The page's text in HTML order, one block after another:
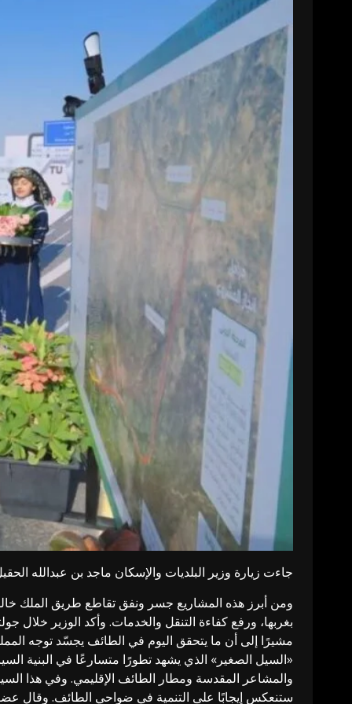
جاءت زيارة وزير البلديات والإسكان ماجد بن عبدالله
ومن أبرز هذه المشاريع جسر ونفق تقاطع طريق الملك
بغربها، ورفع كفاءة التنقل والخدمات. وأكد الوزير خلال
مشيرًا إلى أن ما يتحقق اليوم في الطائف يجسّد توجه
«السيل الصغير» الذي يشهد تطورًا متسارعًا في البنية
والمشاعر المقدسة ومطار الطائف الإقليمي. وفي هذا
ستنعكس إيجابًا على التنمية في ضواحي الطائف. وقال عضو